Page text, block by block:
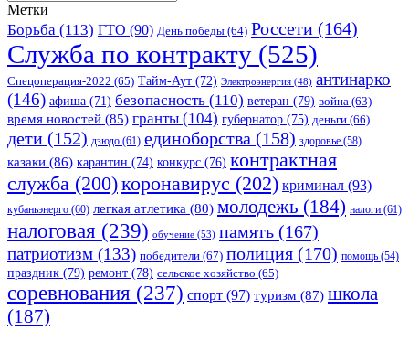
Метки
Борьба (113) ГТО (90) День победы (64) Россети (164)
Служба по контракту (525)
Спецоперация-2022 (65) Тайм-Аут (72) Электроэнергия (48) антинарко
(146) афиша (71) безопасность (110) ветеран (79) война (63)
время новостей (85) гранты (104) губернатор (75) деньги (66)
дети (152) дзюдо (61) единоборства (158) здоровье (58)
казаки (86) карантин (74) конкурс (76) контрактная
служба (200)коронавирус (202) криминал (93)
кубаньэнерго (60) легкая атлетика (80) молодежь (184) налоги (61)
налоговая (239) обучение (53) память (167)
патриотизм (133) победители (67) полиция (170) помощь (54)
праздник (79) ремонт (78) сельское хозяйство (65)
соревнования (237) спорт (97) туризм (87) школа
(187)